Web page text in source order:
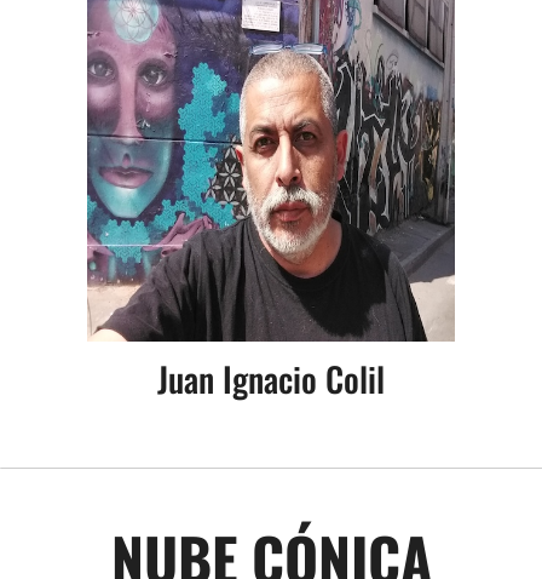
Juan Ignacio Colil
NUBE CÓNICA